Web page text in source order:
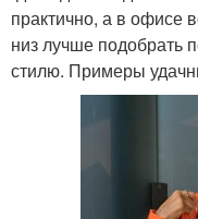
практично, а в офисе
низ лучше подобрать
стилю. Примеры